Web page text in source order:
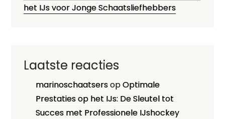
het IJs voor Jonge Schaatsliefhebbers
Laatste reacties
marinoschaatsersopOptimale
Prestaties op het IJs: De Sleutel tot
Succes met Professionele IJshockey